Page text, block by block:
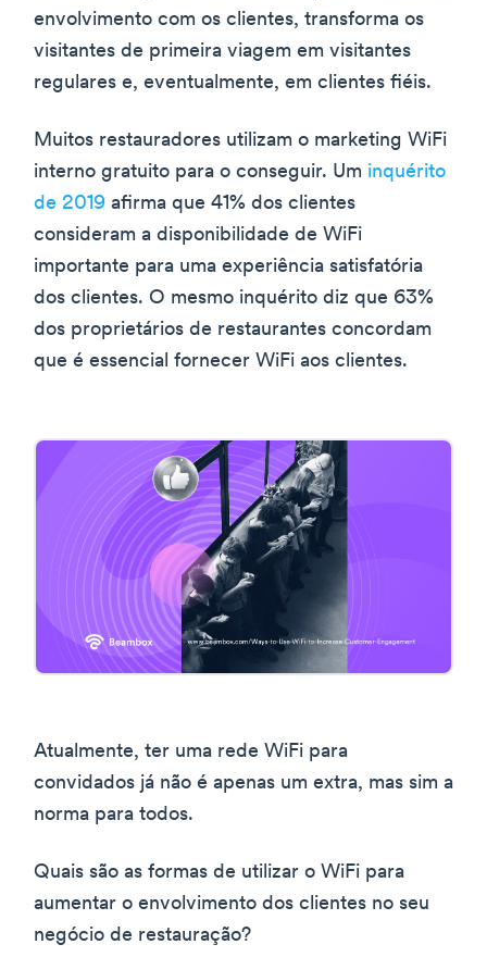
envolvimento com os clientes, transforma os
visitantes de primeira viagem em visitantes
regulares e, eventualmente, em clientes fiéis.
Muitos restauradores utilizam o marketing WiFi
interno gratuito para o conseguir. Um inquérito
de 2019 afirma que 41% dos clientes
consideram a disponibilidade de WiFi
importante para uma experiência satisfatória
dos clientes. O mesmo inquérito diz que 63%
dos proprietários de restaurantes concordam
que é essencial fornecer WiFi aos clientes.
Atualmente, ter uma rede WiFi para
convidados já não é apenas um extra, mas sim a
norma para todos.
Quais são as formas de utilizar o WiFi para
aumentar o envolvimento dos clientes no seu
negócio de restauração?